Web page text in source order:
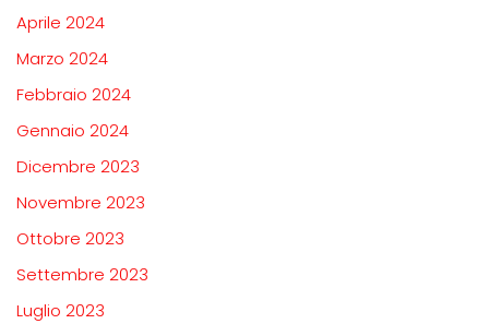
Aprile 2024
Marzo 2024
Febbraio 2024
Gennaio 2024
Dicembre 2023
Novembre 2023
Ottobre 2023
Settembre 2023
Luglio 2023